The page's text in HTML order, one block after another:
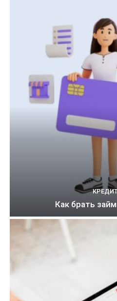
Как брать